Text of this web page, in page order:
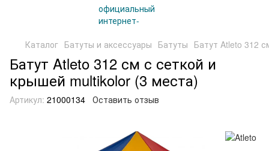
Каталог Батуты и аксессуары Батуты Батут Atleto 312
Батут Atleto 312 см с сеткой и
крышей multikolor (3 места)
Артикул: 21000134 Оставить отзыв